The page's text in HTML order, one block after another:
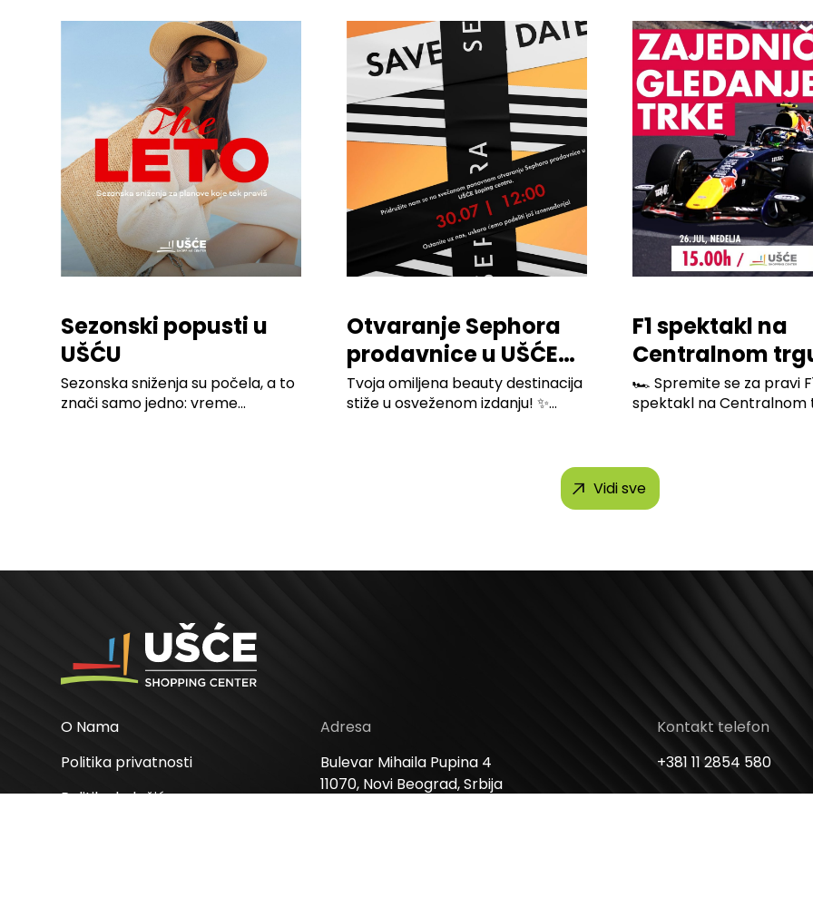
Sezonski popusti u
UŠĆU
Sezonska sniženja su počela, a to
znači samo jedno: vreme...
Otvaranje Sephora
prodavnice u UŠĆE
Shopping Centru
Tvoja omiljena beauty destinacija
stiže u osveženom izdanju! ✨
F1 spektakl na
Centralnom
Ušće Shopping
Center-a
🏎️ Spremite se za pravi
spektakl na Centralnom
Vidi sve
O Nama
Politika privatnosti
Politika kolačića
Adresa
Bulevar Mihaila Pupina 4
11070, Novi Beograd, Srbija
Kontakt telefon
+381 11 2854 580